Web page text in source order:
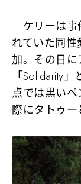
ケリーは事
れていた同
加。その日
「Solidarity
点では黒い
際にタトゥー